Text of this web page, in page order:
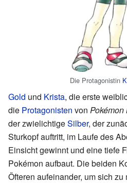
Die Protagonistin
Gold und Krista, die erste
die Protagonisten von Pokémon
der zwielichtigeSilber, der
Sturkopf auftritt, im Laufe des
Einsicht gewinnt und eine tiefe
Pokémon aufbaut. Die beiden
Öfteren aufeinander, um sich